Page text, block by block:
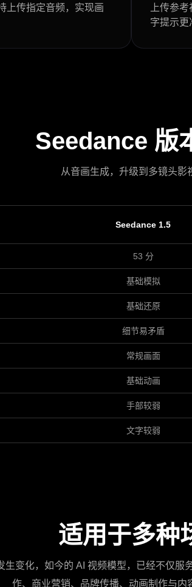
上传指定音频，实现画
上传参
字提示更
Seedance 版
从音画生成，升级到多镜头影
Seedance 1.5
53 分
基础模拟
基础还原
细节易矛盾
常规画面
基础动画
手部较弱
文字较弱
适用于多种
生变化，如今的 AI 视频模型，已经不仅服
作、商业营销、品牌传播、动画制作与内